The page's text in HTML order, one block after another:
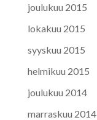
joulukuu 2015
lokakuu 2015
syyskuu 2015
helmikuu 2015
joulukuu 2014
marraskuu 2014